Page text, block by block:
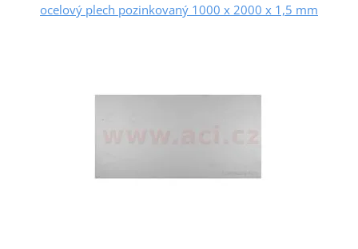
ocelový plech pozinkovaný 1000 x 2000 x 1,5 mm